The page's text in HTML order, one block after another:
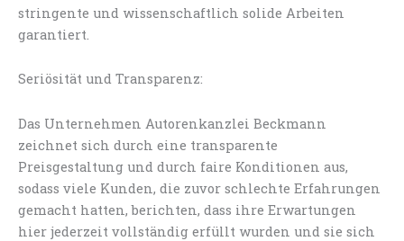
stringente und wissenschaftlich solide Arbeiten
garantiert.
Seriösität und Transparenz:
Das Unternehmen Autorenkanzlei Beckmann
zeichnet sich durch eine transparente
Preisgestaltung und durch faire Konditionen aus,
sodass viele Kunden, die zuvor schlechte Erfahrungen
gemacht hatten, berichten, dass ihre Erwartungen
hier jederzeit vollständig erfüllt wurden und sie sich